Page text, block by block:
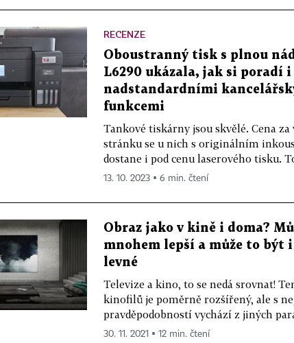
RECENZE
Oboustranný tisk s plnou
L6290 ukázala, jak si poradí i
nadstandardními
funkcemi
Tankové tiskárny jsou skvělé. Cena
stránku se u nich s originálním
dostane i pod cenu laserového tisku.
13. 10. 2023 ▪ 6 min. čtení
Obraz jako v kině i doma?
mnohem lepší a může to být
levné
Televize a kino, to se nedá srovnat!
kinofilů je poměrně rozšířený, ale s
pravděpodobností vychází z jiných
30. 11. 2021 ▪ 12 min. čtení